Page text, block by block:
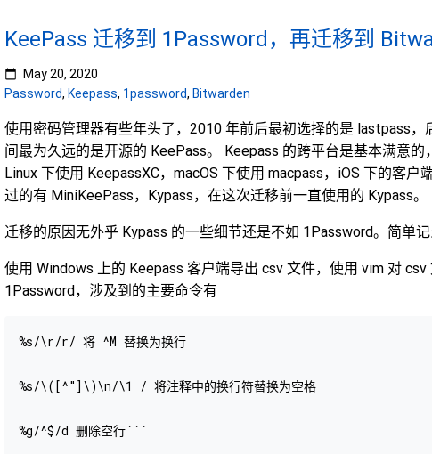
KeePass 迁移到 1Password，再迁移到
May 20, 2020
Password, Keepass, 1password, Bitwarden
使用密码管理器有些年头了，2010 年前后最初选择的是 lastpass
间最为久远的是开源的 KeePass。 Keepass 的跨平台是基本满意的
Linux 下使用 KeepassXC，macOS 下使用 macpass，iOS 下的客
过的有 MiniKeePass，Kypass，在这次迁移前一直使用的 Kypass。
迁移的原因无外乎 Kypass 的一些细节还是不如 1Password。简单记
使用 Windows 上的 Keepass 客户端导出 csv 文件，使用 vim 对
1Password，涉及到的主要命令有
%s/\r/r/ 将 ^M 替换为换行
%s/\([^"]\)\n/\1 / 将注释中的换行符替换为空格
%g/^$/d 删除空行```